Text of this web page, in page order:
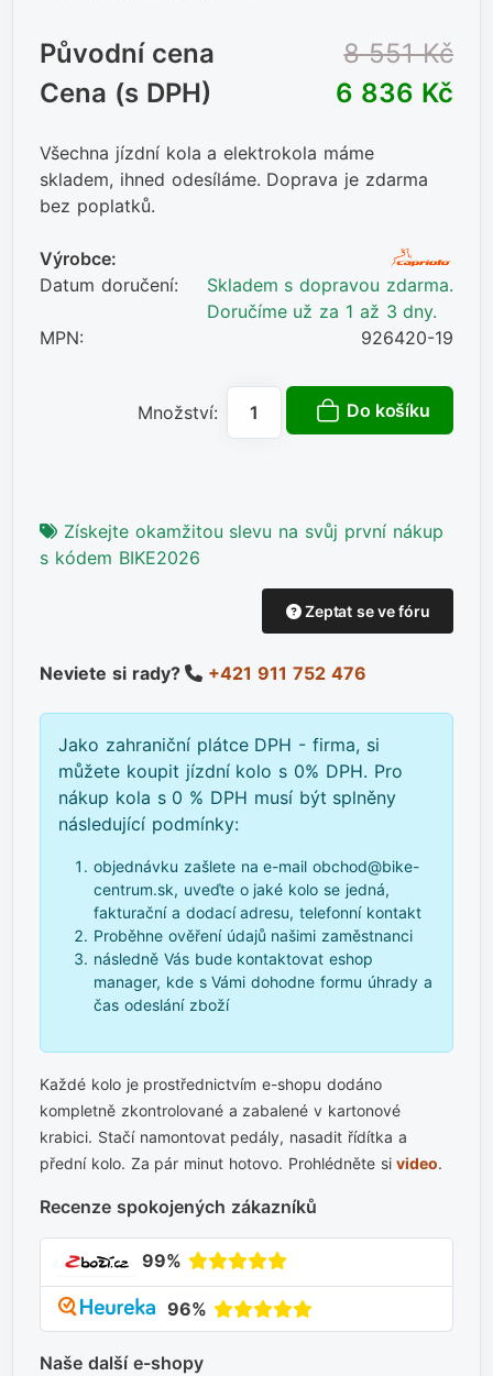
Původní cena
8 551 Kč
Cena (s DPH)
6 836 Kč
Všechna jízdní kola a elektrokola máme
skladem, ihned odesíláme. Doprava je zdarma
bez poplatků.
Výrobce:
Datum doručení:
Skladem s dopravou zdarma.
Doručíme už za 1 až 3 dny.
MPN:
926420-19
Množství: Do košíku
Získejte okamžitou slevu na svůj první nákup
s kódem BIKE2026
Zeptat se ve fóru
Neviete si rady? +421 911 752 476
Jako zahraniční plátce DPH - firma, si
můžete koupit jízdní kolo s 0% DPH. Pro
nákup kola s 0 % DPH musí být splněny
následující podmínky:
objednávku zašlete na e-mail obchod@bike-
centrum.sk, uveďte o jaké kolo se jedná,
fakturační a dodací adresu, telefonní kontakt
Proběhne ověření údajů našimi zaměstnanci
následně Vás bude kontaktovat eshop
manager, kde s Vámi dohodne formu úhrady a
čas odeslání zboží
Každé kolo je prostřednictvím e-shopu dodáno
kompletně zkontrolované a zabalené v kartonové
krabici. Stačí namontovat pedály, nasadit řídítka a
přední kolo. Za pár minut hotovo. Prohlédněte sivideo.
Recenze spokojených zákazníků
99%
96%
Naše další e-shopy